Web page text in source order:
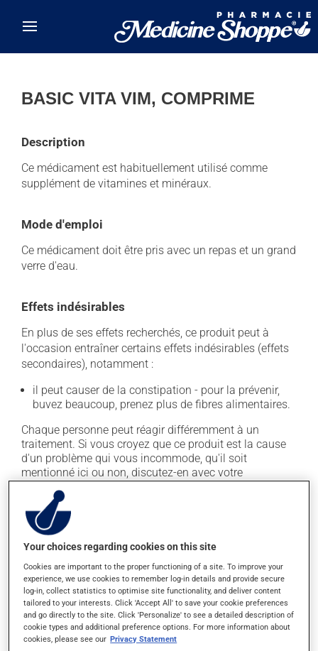
BASIC VITA VIM, COMPRIME
Description
Ce médicament est habituellement utilisé comme
supplément de vitamines et minéraux.
Mode d'emploi
Ce médicament doit être pris avec un repas et un grand
verre d'eau.
Effets indésirables
En plus de ses effets recherchés, ce produit peut à
l'occasion entraîner certains effets indésirables (effets
secondaires), notamment :
il peut causer de la constipation - pour la prévenir,
buvez beaucoup, prenez plus de fibres alimentaires.
Chaque personne peut réagir différemment à un
traitement. Si vous croyez que ce produit est la cause
d'un problème qui vous incommode, qu'il soit
mentionné ici ou non, discutez-en avec votre
professionnel(le) de la santé. Il ou elle peut vous aider
à déterminer si votre traitement en est effectivement la
cause et, au besoin, vous aider à bien gérer la situation.
Conservation
Comme la plupart des médicaments, vous devriez
garder ce produit à la température ambiante.
Conservez-le dans un endroit sécuritaire où il ne sera
pas exposé à la chaleur, à l'humidité ou à la lumière du
soleil. Faites détruire de façon sécuritaire toute
Your choices regarding cookies on this site
Cookies are important to the proper functioning of a site. To improve your
experience, we use cookies to remember log-in details and provide secure
log-in, collect statistics to optimise site functionality, and deliver content
tailored to your interests. Click 'Accept All' to save your cookie preferences
and go directly to the site. Click 'Personalize' to see a detailed description of
cookie types and additional preference options. For more information about
cookies, please see our Privacy Statement